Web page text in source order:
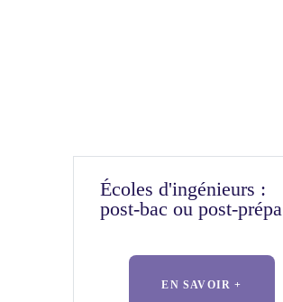
Écoles d'ingénieurs :
post-bac ou post-prépa
EN SAVOIR +